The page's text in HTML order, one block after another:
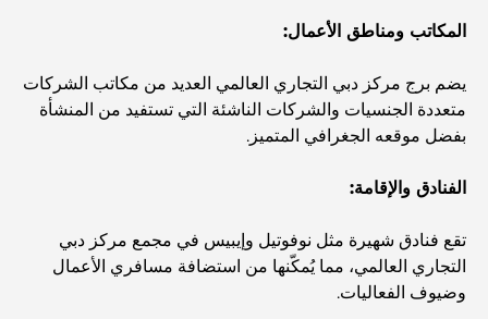
المقاهي في منطقة الخليج التجاري: مزيج مثالي من القهوة
مطاعم دبي الحائزة على نجمة ميشلان: جولة مغامرة لعشاق
الطعام
Dubai Horse Racing: Where Tradition Meets
Global Competition
المكاتب ومناطق الأعمال:
يضم برج مركز دبي التجاري العالمي العديد من مكاتب الشركات
متعددة الجنسيات والشركات الناشئة التي تستفيد من المنشأة
بفضل موقعه الجغرافي المتميز.
الفنادق والإقامة:
تقع فنادق شهيرة مثل نوفوتيل وإيبيس في مجمع مركز دبي
التجاري العالمي، مما يُمكّنها من استضافة مسافري الأعمال
وضيوف الفعاليات.